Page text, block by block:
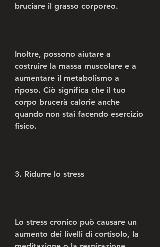
bruciare il grasso corporeo.
Inoltre, possono aiutare a
costruire la massa muscolare e a
aumentare il metabolismo a
riposo. Ciò significa che il tuo
corpo brucerà calorie anche
quando non stai facendo esercizio
fisico.
3. Ridurre lo stress
Lo stress cronico può causare un
aumento dei livelli di cortisolo, la